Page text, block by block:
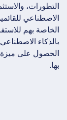
التطورات،
الاصطناعي
الخاصة بهم
بالذكاء
الحصول على ميزة
بها.